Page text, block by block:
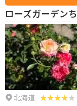
土産なども販売しています。 バイクで訪れる場合、日本海沿い
することになり、景色が
で、休憩場所としても最
ローズガーデン
北海道